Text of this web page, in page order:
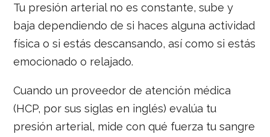
Tu presión arterial no es constante, sube y
baja dependiendo de si haces alguna actividad
física o si estás descansando, así como si estás
emocionado o relajado.
Cuando un proveedor de atención médica
(HCP, por sus siglas en inglés) evalúa tu
presión arterial, mide con qué fuerza tu sangre